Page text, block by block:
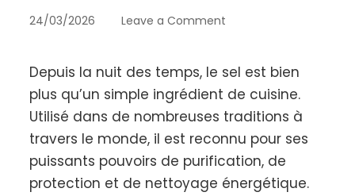
24/03/2026 Leave a Commenton
Magique
Protection,
purification
et
rituels
à
faire
Depuis la nuit des temps, le sel est bien
plus qu’un simple ingrédient de cuisine.
Utilisé dans de nombreuses traditions à
travers le monde, il est reconnu pour ses
puissants pouvoirs de purification, de
protection et de nettoyage énergétique.